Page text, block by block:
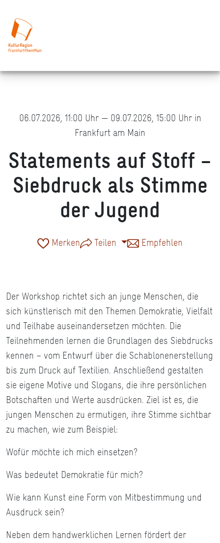
06.07.2026, 11:00 Uhr — 09.07.2026, 15:00 Uhr in
Frankfurt am Main
Statements auf Stoff –
Siebdruck als Stimme
der Jugend
Merken Teilen Empfehlen
Der Workshop richtet sich an junge Menschen, die
sich künstlerisch mit den Themen Demokratie, Vielfalt
und Teilhabe auseinandersetzen möchten. Die
Teilnehmenden lernen die Grundlagen des Siebdrucks
kennen – vom Entwurf über die Schablonenerstellung
bis zum Druck auf Textilien. Anschließend gestalten
sie eigene Motive und Slogans, die ihre persönlichen
Botschaften und Werte ausdrücken. Ziel ist es, die
jungen Menschen zu ermutigen, ihre Stimme sichtbar
zu machen, wie zum Beispiel:
Wofür möchte ich mich einsetzen?
Was bedeutet Demokratie für mich?
Wie kann Kunst eine Form von Mitbestimmung und
Ausdruck sein?
Neben dem handwerklichen Lernen fördert der